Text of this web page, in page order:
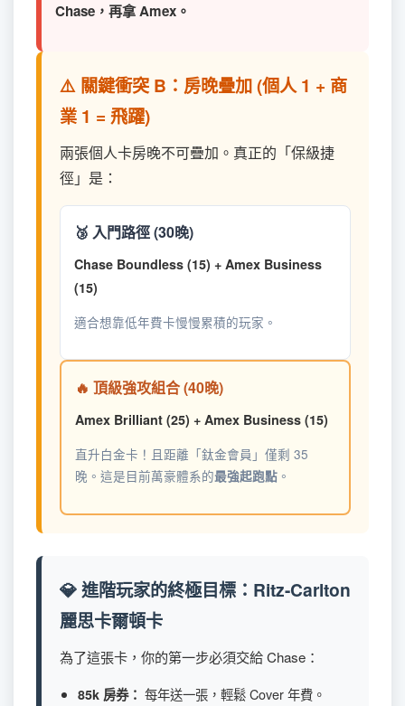
Chase，再拿 Amex。
⚠️ 關鍵衝突 B：房晚疊加 (個人 1 + 商
業 1 = 飛躍)
兩張個人卡房晚不可疊加。真正的「保級捷
徑」是：
🥉 入門路徑 (30晚)
Chase Boundless (15) + Amex Business
(15)
適合想靠低年費卡慢慢累積的玩家。
🔥 頂級強攻組合 (40晚)
Amex Brilliant (25) + Amex Business (15)
直升白金卡！且距離「鈦金會員」僅剩 35
晚。這是目前萬豪體系的最強起跑點 。
💎 進階玩家的終極目標：Ritz-Carlton
麗思卡爾頓卡
為了這張卡，你的第一步必須交給 Chase：
85k 房券： 每年送一張，輕鬆 Cover 年費。